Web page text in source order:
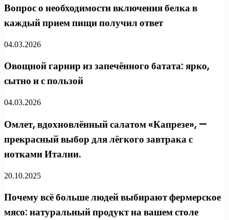
Вопрос о необходимости включения белка в
каждый прием пищи получил ответ
04.03.2026
Овощной гарнир из запечённого батата: ярко,
сытно и с пользой
04.03.2026
Омлет, вдохновлённый салатом «Капрезе», —
прекрасный выбор для лёгкого завтрака с
нотками Италии.
20.10.2025
Почему всё больше людей выбирают фермерское
мясо: натуральный продукт на вашем столе